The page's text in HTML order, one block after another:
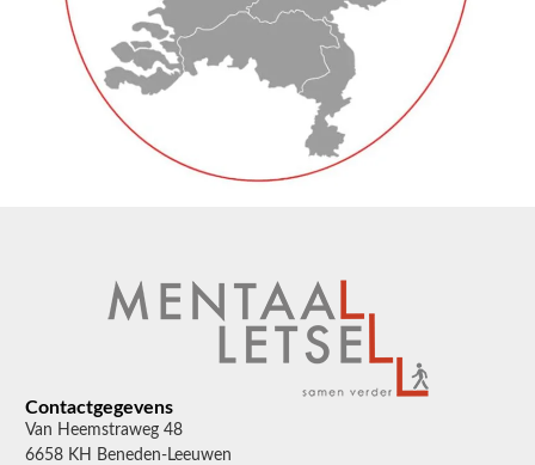
Contactgegevens
Van Heemstraweg 48
6658 KH Beneden-Leeuwen